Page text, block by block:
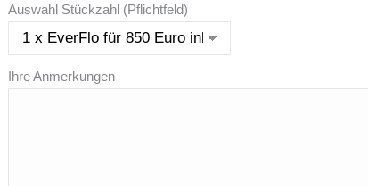
Auswahl Stückzahl (Pflichtfeld)
Ihre Anmerkungen